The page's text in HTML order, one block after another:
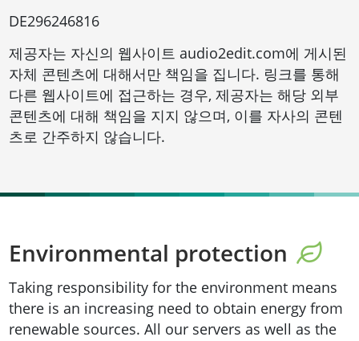
DE296246816
제공자는 자신의 웹사이트 audio2edit.com에 게시된
자체 콘텐츠에 대해서만 책임을 집니다. 링크를 통해
다른 웹사이트에 접근하는 경우, 제공자는 해당 외부
콘텐츠에 대해 책임을 지지 않으며, 이를 자사의 콘텐
츠로 간주하지 않습니다.
Environmental protection
Taking responsibility for the environment means
there is an increasing need to obtain energy from
renewable sources. All our servers as well as the